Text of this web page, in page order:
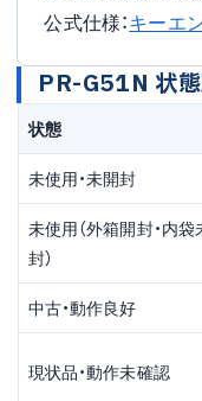
公式仕様：キーエ
PR-G51N 状
状態
未使用・未開封
未使用（外箱開封・内袋
封）
中古・動作良好
現状品・動作未確認